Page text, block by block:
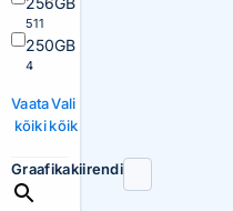
511
250GB
4
Vaata
kõiki
Vali
kõik
Graafikakiirendi